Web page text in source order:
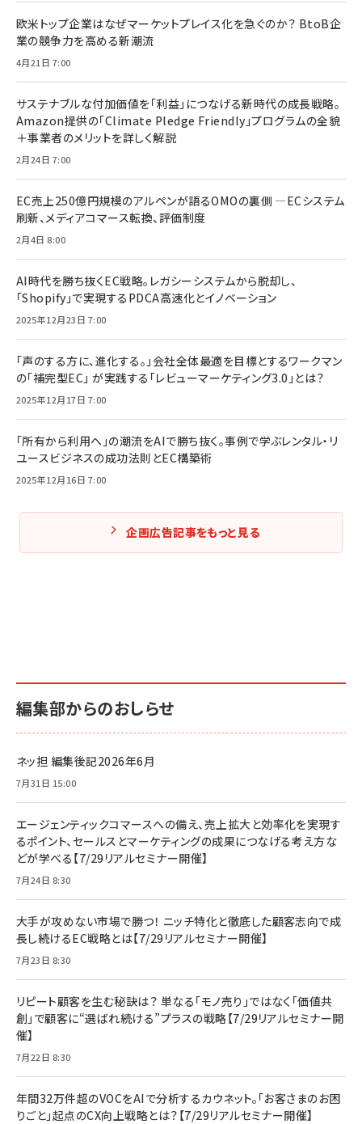
欧米トップ企業はなぜマーケットプレイス化を急ぐのか？ BtoB企
業の競争力を高める新潮流
4月21日 7:00
サステナブルな付加価値を「利益」につなげる新時代の成長戦略。
Amazon提供の「Climate Pledge Friendly」プログラムの全貌
＋事業者のメリットを詳しく解説
2月24日 7:00
EC売上250億円規模のアルペンが語るOMOの裏側 ―ECシステム
刷新、メディアコマース転換、評価制度
2月4日 8:00
AI時代を勝ち抜くEC戦略。レガシーシステムから脱却し、
「Shopify」で実現するPDCA高速化とイノベーション
2025年12月23日 7:00
「声のする方に、進化する。」会社全体最適を目標とするワークマン
の「補完型EC」 が実践する「レビューマーケティング3.0」とは？
2025年12月17日 7:00
「所有から利用へ」の潮流をAIで勝ち抜く。事例で学ぶレンタル・リ
ユースビジネスの成功法則とEC構築術
2025年12月16日 7:00
企画広告記事をもっと見る
編集部からのおしらせ
ネッ担 編集後記2026年6月
7月31日 15:00
エージェンティックコマースへの備え、売上拡大と効率化を実現す
るポイント、セールスとマーケティングの成果につなげる考え方な
どが学べる【7/29リアルセミナー開催】
7月24日 8:30
大手が攻めない市場で勝つ！ ニッチ特化と徹底した顧客志向で成
長し続けるEC戦略とは【7/29リアルセミナー開催】
7月23日 8:30
リピート顧客を生む秘訣は？ 単なる「モノ売り」ではなく「価値共
創」で顧客に“選ばれ続ける”プラスの戦略【7/29リアルセミナー開
催】
7月22日 8:30
年間32万件超のVOCをAIで分析するカウネット。「お客さまのお困
りごと」起点のCX向上戦略とは？【7/29リアルセミナー開催】